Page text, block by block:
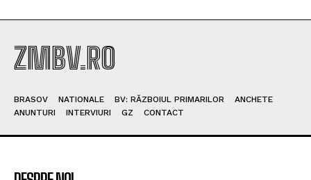
ZMBV.RO
BRASOV NATIONALE BV: RĂZBOIUL PRIMARILOR
ANCHETE
ANUNTURI
INTERVIURI GZ CONTACT